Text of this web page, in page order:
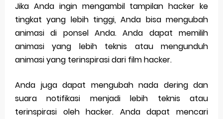
Jika Anda ingin mengambil tampilan hacker ke
tingkat yang lebih tinggi, Anda bisa mengubah
animasi di ponsel Anda. Anda dapat memilih
animasi yang lebih teknis atau mengunduh
animasi yang terinspirasi dari film hacker.
Anda juga dapat mengubah nada dering dan
suara notifikasi menjadi lebih teknis atau
terinspirasi oleh hacker. Anda dapat mencari